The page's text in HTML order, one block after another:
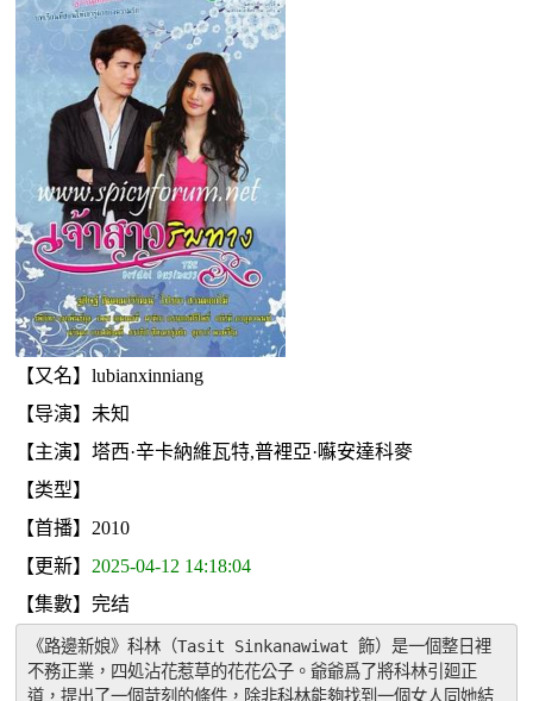
【又名】lubianxinniang
【导演】未知
【主演】塔西·辛卡納維瓦特,普裡亞·囌安達科麥
【类型】
【首播】2010
【更新】 2025-04-12 14:18:04
【集數】完结
《路邊新娘》科林（Tasit Sinkanawiwat 飾）是一個整日裡
不務正業，四処沾花惹草的花花公子。爺爺爲了將科林引廻正
道，提出了一個苛刻的條件，除非科林能夠找到一個女人同她結